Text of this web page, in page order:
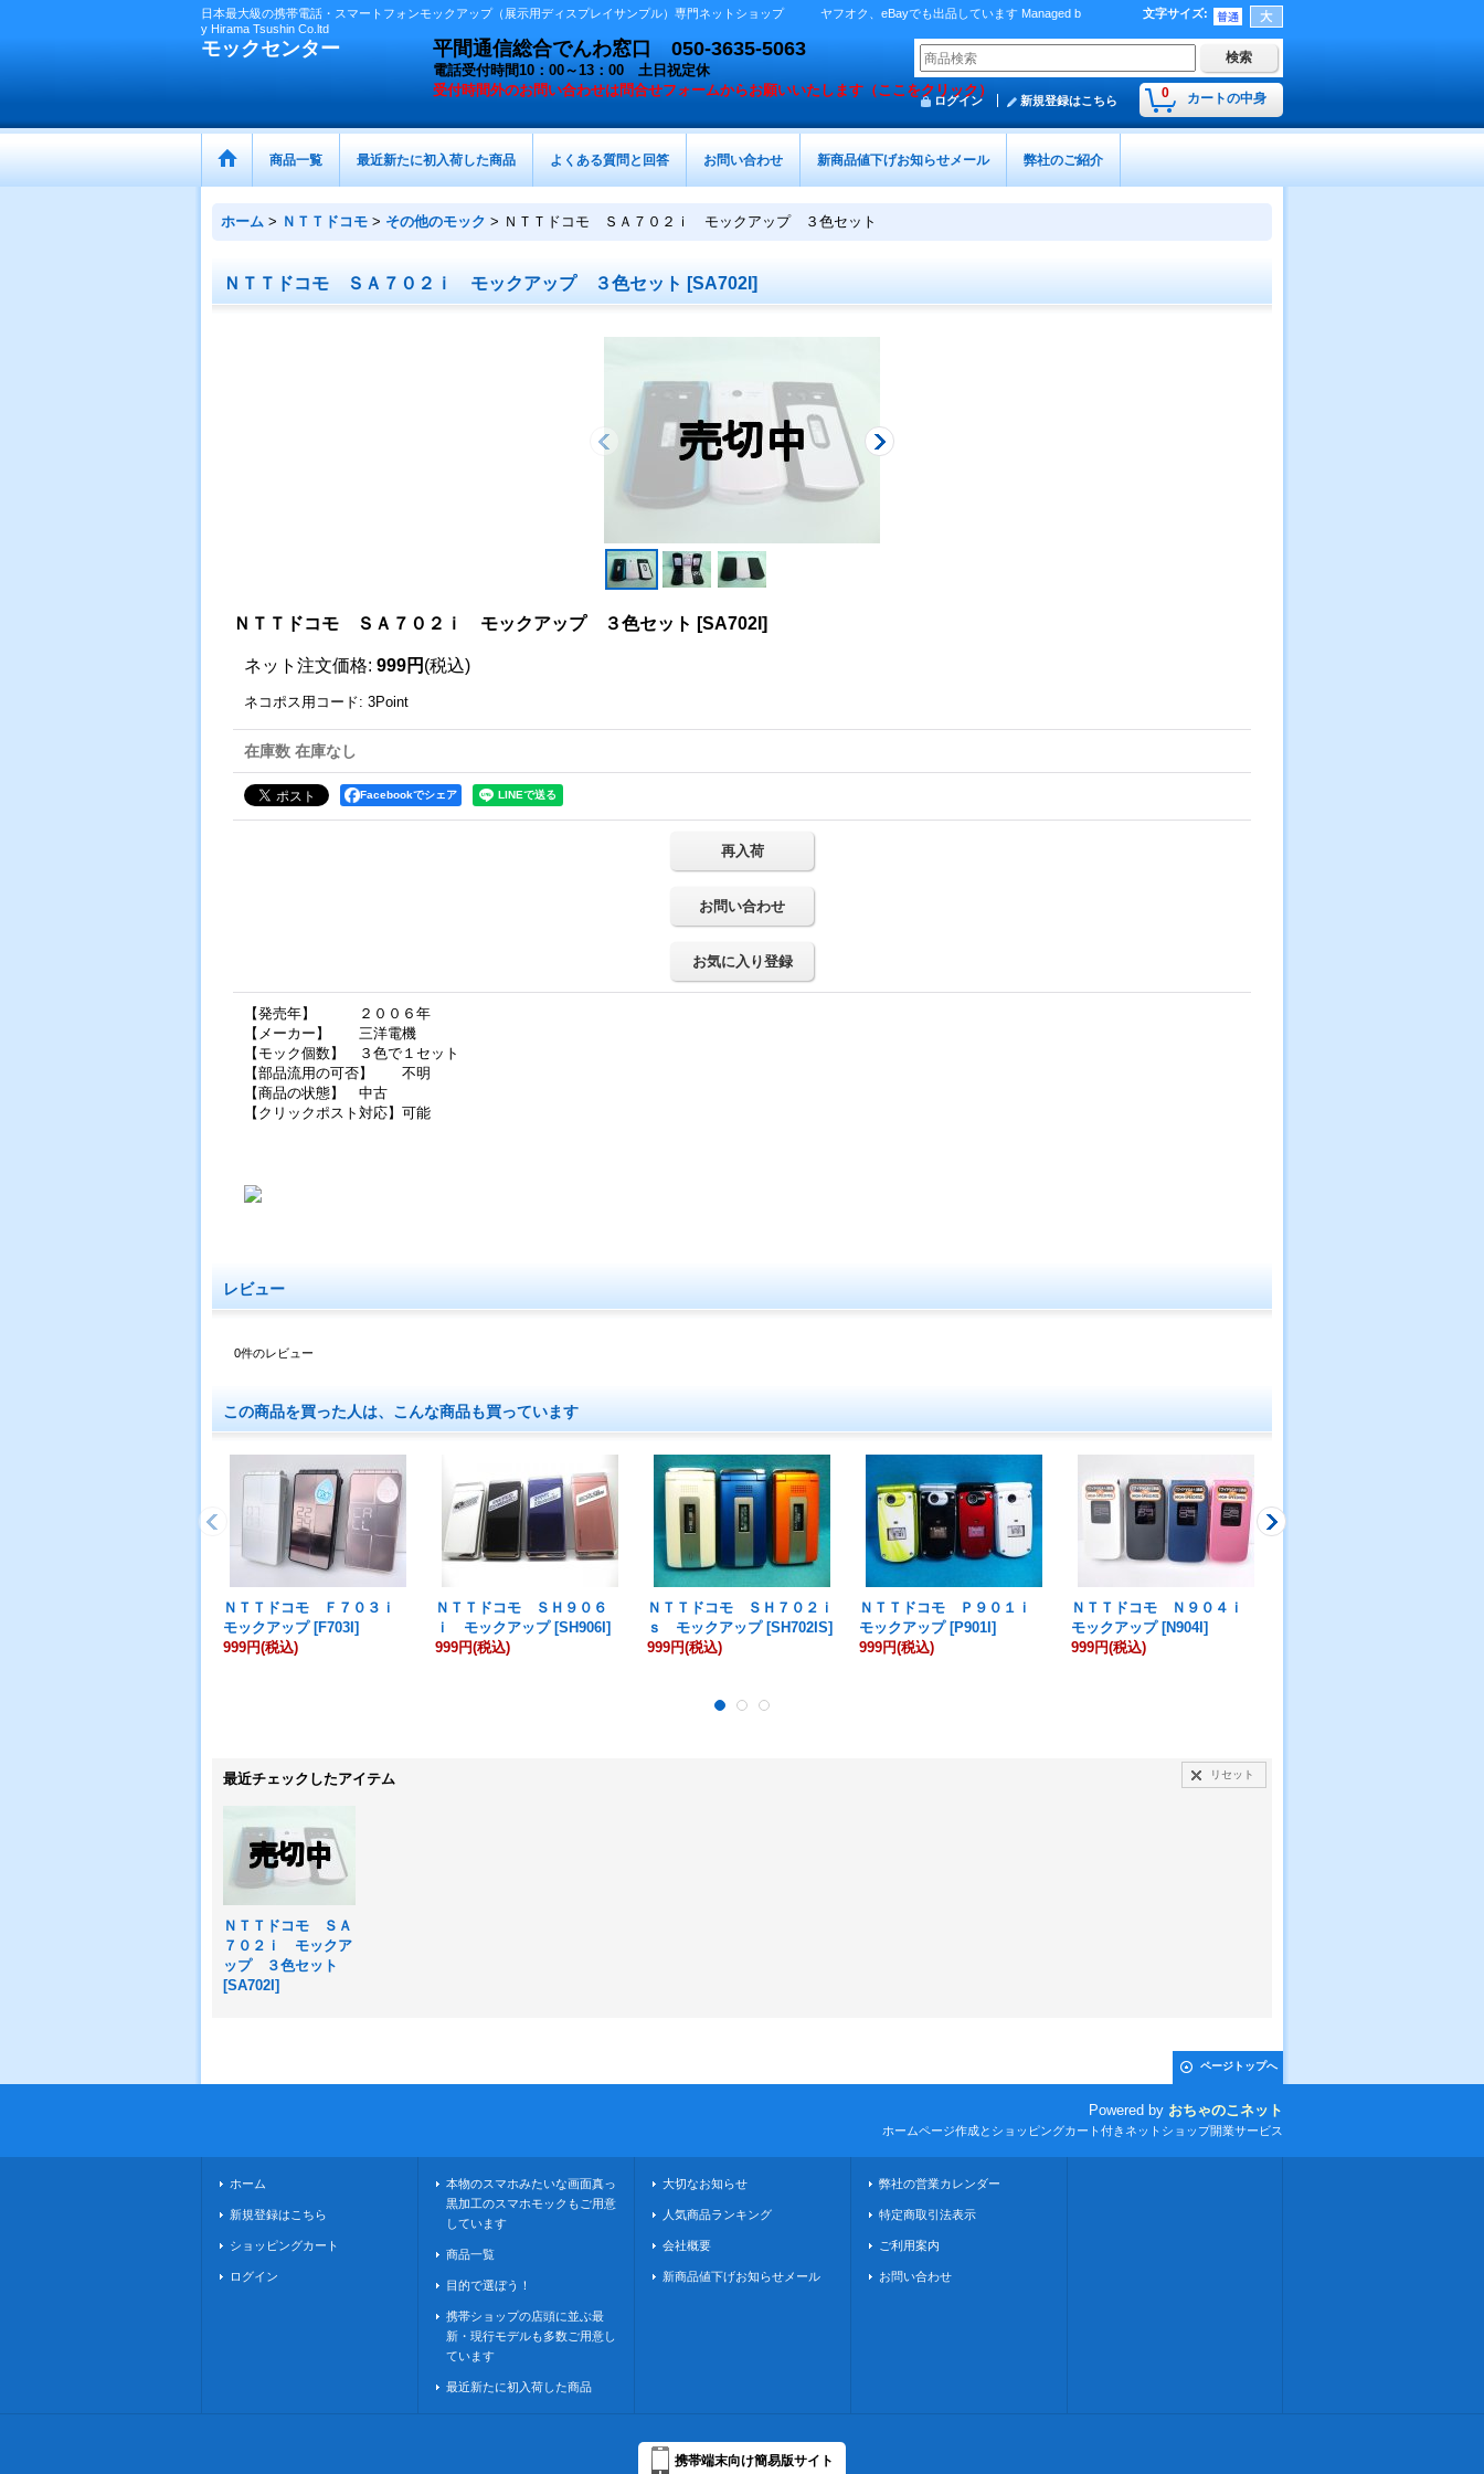
日本最大級の携帯電話・スマートフォンモックアップ（展示用ディスプレイサンプル）専門ネットショップ ヤフオク、eBayでも出品しています Managed b
y Hirama Tsushin Co.ltd
文字サイズ:
モックセンター 平間通信総合でんわ窓口 050-3635-5063
電話受付時間10：00～13：00 土日祝定休
受付時間外のお問い合わせは問合せフォームからお願いいたします（ここをクリック） 0 カートの中身
ログイン 新規登録はこちら
商品一覧 最近新たに初入荷した商品 よくある質問と回答 お問い合わせ 新商品値下げお知らせメール 弊社のご紹介
ホーム > ＮＴＴドコモ > その他のモック > ＮＴＴドコモ ＳＡ７０２ｉ モックアップ ３色セット
ＮＴＴドコモ ＳＡ７０２ｉ モックアップ ３色セット [SA702I ]
ＮＴＴドコモ ＳＡ７０２ｉ モックアップ ３色セット [SA702I ]
ネット注文価格: 999円 (税込)
ネコポス用コード: 3Point
在庫数 在庫なし
Facebookでシェア
再入荷
お問い合わせ
お気に入り登録
【発売年】 ２００６年
【メーカー】 三洋電機
【モック個数】 ３色で１セット
【部品流用の可否】 不明
【商品の状態】 中古
【クリックポスト対応】可能
レビュー
0件のレビュー
この商品を買った人は、こんな商品も買っています
ＮＴＴドコモ Ｆ７０３ｉ
モックアップ [F703I ]
999円(税込)
ＮＴＴドコモ ＳＨ９０６
ｉ モックアップ [SH906I ]
999円(税込)
ＮＴＴドコモ ＳＨ７０２ｉ
ｓ モックアップ [SH702IS]
999円(税込)
ＮＴＴドコモ Ｐ９０１ｉ
モックアップ [P901I ]
999円(税込)
ＮＴＴドコモ Ｎ９０４ｉ
モックアップ [N904I ]
999円(税込)
最近チェックしたアイテム リセット
ＮＴＴドコモ ＳＡ
７０２ｉ モックア
ップ ３色セット
[SA702I ]
ページトップへ
Powered by おちゃのこネット
ホームページ作成とショッピングカート付きネットショップ開業サービス
ホーム
新規登録はこちら
ショッピングカート
ログイン
本物のスマホみたいな画面真っ
黒加工のスマホモックもご用意
しています
商品一覧
目的で選ぼう！
携帯ショップの店頭に並ぶ最
新・現行モデルも多数ご用意し
ています
最近新たに初入荷した商品
大切なお知らせ
人気商品ランキング
会社概要
新商品値下げお知らせメール
弊社の営業カレンダー
特定商取引法表示
ご利用案内
お問い合わせ
携帯端末向け簡易版サイト